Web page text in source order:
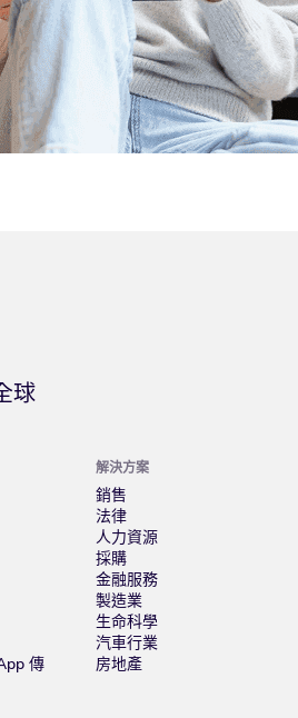
球
傳
解決方案
銷售
法律
人力資源
採購
金融服務
製造業
生命科學
汽車行業
房地產